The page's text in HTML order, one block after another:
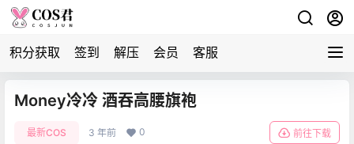
积分获取 签到 解压 会员 客服
Money冷冷 酒吞高腰旗袍
最新COS 3 年前 0 前往下载